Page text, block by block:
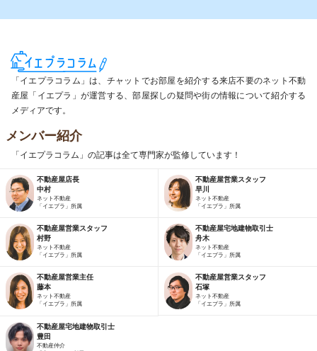
「イエプラコラム」は、チャットでお部屋を紹介する来店不要のネット不動
産屋「イエプラ」が運営する、部屋探しの疑問や街の情報について紹介する
メディアです。
メンバー紹介
「イエプラコラム」の記事は全て専門家が監修しています！
不動産屋店長
中村
ネット不動産
「イエプラ」所属
不動産屋営業スタッフ
早川
ネット不動産
「イエプラ」所属
不動産屋営業スタッフ
村野
ネット不動産
「イエプラ」所属
不動産屋宅地建物取引士
舟木
ネット不動産
「イエプラ」所属
不動産屋営業主任
藤本
ネット不動産
「イエプラ」所属
不動産屋営業スタッフ
石塚
ネット不動産
「イエプラ」所属
不動産屋宅地建物取引士
豊田
不動産仲介